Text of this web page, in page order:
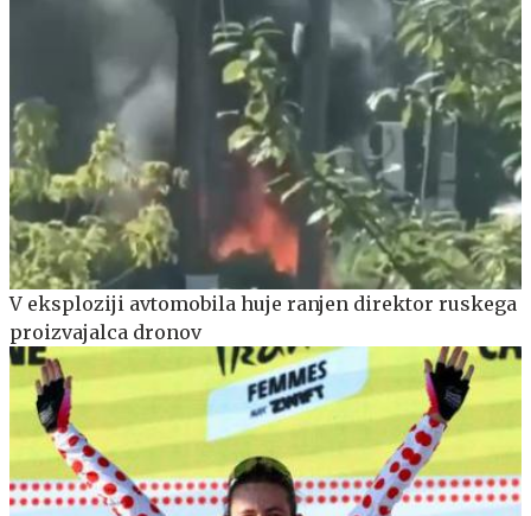
V eksploziji avtomobila huje ranjen direktor ruskega
proizvajalca dronov